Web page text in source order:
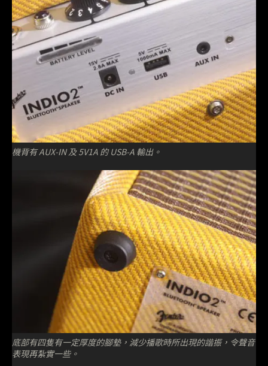
機背有 AUX-IN 及 5V1A 的 USB-A 輸出。
底部有四隻有一定厚度的腳墊，減少播歌時所出現的諧振，令聲音
表現再紮實一些。